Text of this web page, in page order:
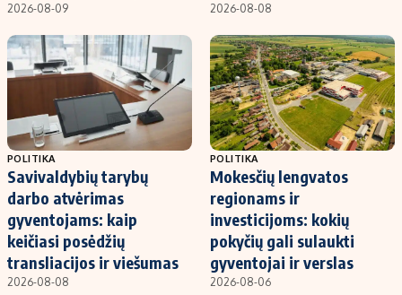
2026-08-09 2026-08-08
POLITIKA
Savivaldybių tarybų
darbo atvėrimas
gyventojams: kaip
keičiasi posėdžių
transliacijos ir viešumas
2026-08-08
POLITIKA
Mokesčių lengvatos
regionams ir
investicijoms: kokių
pokyčių gali sulaukti
gyventojai ir verslas
2026-08-06